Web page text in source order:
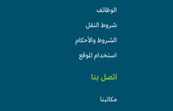
الوظائف
شروط النقل
الشروط والأحكام
استخدام الموقع
اتصل بنا
مكاتبنا